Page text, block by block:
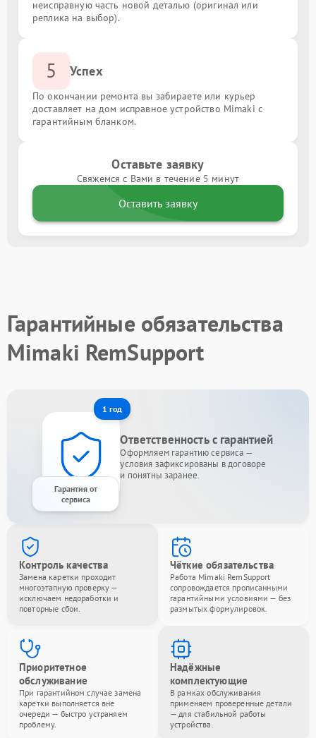
неисправную часть новой деталью (оригинал или
реплика на выбор).
5 Успех
По окончании ремонта вы забираете или курьер
доставляет на дом исправное устройство Mimaki с
гарантийным бланком.
Оставьте заявку
Свяжемся с Вами в течение 5 минут
Оставить заявку
Гарантийные обязательства
Mimaki RemSupport
1 год
Гарантия от
сервиса
Ответственность с гарантией
Оформляем гарантию сервиса —
условия зафиксированы в договоре
и понятны заранее.
Контроль качества
Замена каретки проходит
многоэтапную проверку —
исключаем недоработки и
повторные сбои.
Чёткие обязательства
Работа Mimaki RemSupport
сопровождается прописанными
гарантийными условиями — без
размытых формулировок.
Приоритетное
обслуживание
При гарантийном случае замена
каретки выполняется вне
очереди — быстро устраняем
проблему.
Надёжные
комплектующие
В рамках обслуживания
применяем проверенные детали
— для стабильной работы
устройства.